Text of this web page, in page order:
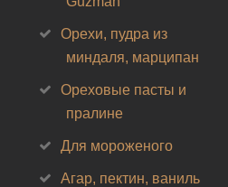
Орехи, пудра из
миндаля, марципан
Ореховые пасты и
пралине
Для мороженого
Агар, пектин, ваниль